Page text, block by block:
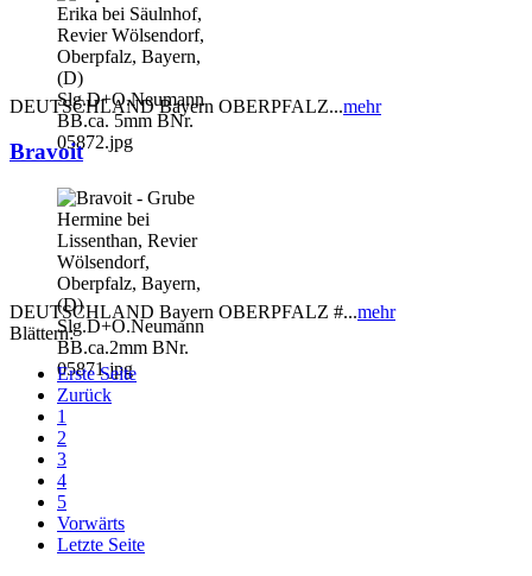
DEUTSCHLAND Bayern OBERPFALZ...mehr
Bravoit
DEUTSCHLAND Bayern OBERPFALZ #...mehr
Blättern:
Erste Seite
Zurück
1
2
3
4
5
Vorwärts
Letzte Seite